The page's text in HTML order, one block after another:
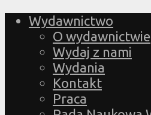
Wydawnictwo
O wydawnictwie
Wydaj z nami
Wydania
Kontakt
Praca